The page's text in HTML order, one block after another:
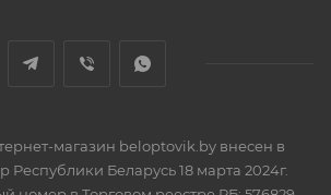
магазин beloptovik.by внесен в
Республики Беларусь 18 марта 2024г.